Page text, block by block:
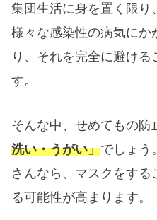
集団生活に身を置く限り
様々な感染性の病気にか
り、それを完全に避ける
す。
そんな中、せめてもの
洗い・うがい」でしょう
さんなら、マスクをする
る可能性が高まります。